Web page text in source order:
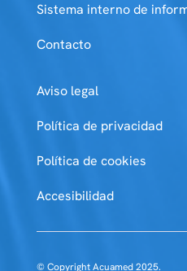
Sistema interno de
Contacto
Aviso legal
Política de privacidad
Política de cookies
Accesibilidad
© Copyright Acuamed 2025.